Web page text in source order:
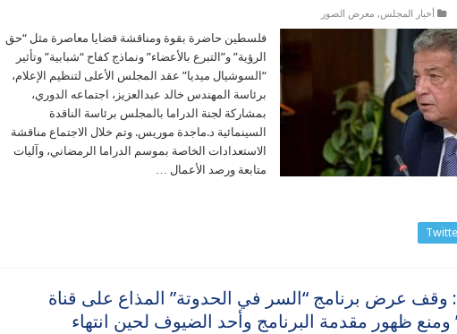
أخبار المجلس, معرض الصور
فلسطين حاضرة بقوة ومناقشة قضايا معاصرة مثل “حق
الرؤية” و”التبرع بالأعضاء” ونماذج كفاح “شبابية” وتأثير
“السوشيال ميديا” عقد المجلس الأعلى لتنظيم الإعلام،
برئاسة المهندس خالد عبدالعزيز، اجتماعه الدوري،
بمشاركة لجنة الدراما بالمجلس برئاسة الناقدة
السينمائية د.ماجدة موريس. وتم خلال الاجتماع مناقشة
الاستعدادات الخاصة بموسم الدراما الرمضاني، وآليات
متابعة ورصد الأعمال …
وقف عرض برنامج “السر في الحدوتة” المذاع على قناة
ومنع ظهور مقدمة البرنامج وأحد الضيوف لحين انتهاء